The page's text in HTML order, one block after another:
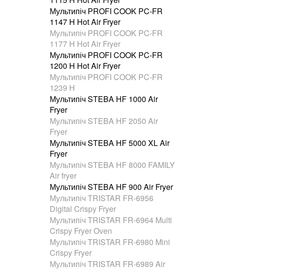
Мультипіч PROFI COOK PC-FR
1147 H Hot Air Fryer
Мультипіч PROFI COOK PC-FR
1177 H Hot Air Fryer
Мультипіч PROFI COOK PC-FR
1200 H Hot Air Fryer
Мультипіч PROFI COOK PC-FR
1239 H
Мультипіч STEBA HF 1000 Air
Fryer
Мультипіч STEBA HF 2050 Air
Fryer
Мультипіч STEBA HF 5000 XL Air
Fryer
Мультипіч STEBA HF 8000 FAMILY
Air fryer
Мультипіч STEBA HF 900 Air Fryer
Мультипіч TRISTAR FR-6956
Digital Crispy Fryer
Мультипіч TRISTAR FR-6964 Multi
Crispy Fryer Oven
Мультипіч TRISTAR FR-6980 Mini
Crispy Fryer
Мультипіч TRISTAR FR-6989 Air